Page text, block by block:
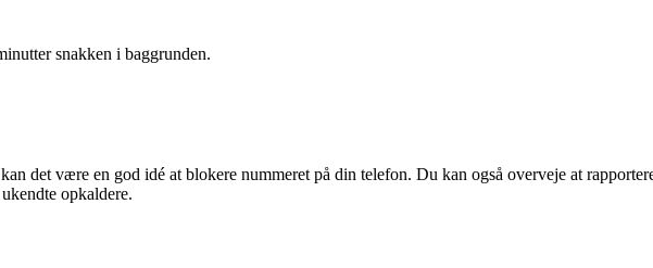
snakken i baggrunden.
det være en god idé at blokere nummeret på din telefon. Du kan også overveje at
opkaldere.